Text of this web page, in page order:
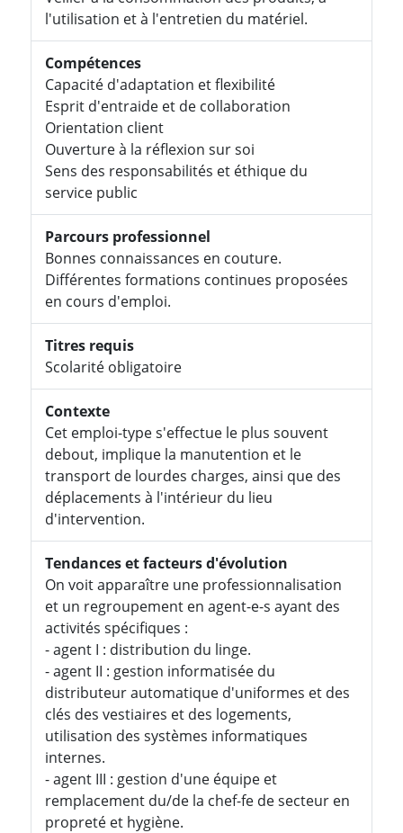
l'utilisation et à l'entretien du matériel.
Compétences
Capacité d'adaptation et flexibilité
Esprit d'entraide et de collaboration
Orientation client
Ouverture à la réflexion sur soi
Sens des responsabilités et éthique du
service public
Parcours professionnel
Bonnes connaissances en couture.
Différentes formations continues proposées
en cours d'emploi.
Titres requis
Scolarité obligatoire
Contexte
Cet emploi-type s'effectue le plus souvent
debout, implique la manutention et le
transport de lourdes charges, ainsi que des
déplacements à l'intérieur du lieu
d'intervention.
Tendances et facteurs d'évolution
On voit apparaître une professionnalisation
et un regroupement en agent-e-s ayant des
activités spécifiques :
- agent I : distribution du linge.
- agent II : gestion informatisée du
distributeur automatique d'uniformes et des
clés des vestiaires et des logements,
utilisation des systèmes informatiques
internes.
- agent III : gestion d'une équipe et
remplacement du/de la chef-fe de secteur en
propreté et hygiène.